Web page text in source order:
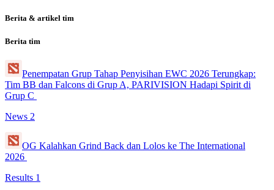
Berita & artikel tim
Berita tim
Penempatan Grup Tahap Penyisihan EWC 2026 Terungkap:
Tim BB dan Falcons di Grup A, PARIVISION Hadapi Spirit di
Grup C
News 2
OG Kalahkan Grind Back dan Lolos ke The International
2026
Results 1